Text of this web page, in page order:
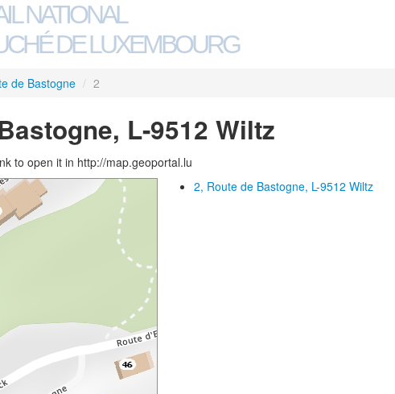
NATIONAL
DE LUXEMBOURG
de Bastogne / 2
L-9512 Wiltz
to open it in http://map.geoportal.lu
2, Route de Bastogne, L-9512 Wiltz